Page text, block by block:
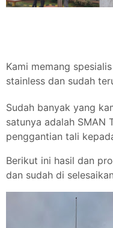
Kami memang
stainless dan sudah
Sudah banyak yang
satunya adalah SMAN
penggantian tali
Berikut ini hasil dan
dan sudah di